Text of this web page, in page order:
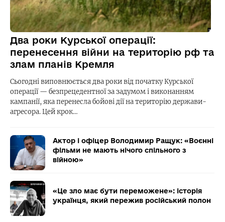
Два роки Курської операції:
перенесення війни на територію рф та
злам планів Кремля
Сьогодні виповнюється два роки від початку Курської
операції — безпрецедентної за задумом і виконанням
кампанії, яка перенесла бойові дії на територію держави-
агресора. Цей крок…
Актор і офіцер Володимир Ращук: «Воєнні
фільми не мають нічого спільного з
війною»
«Це зло має бути переможене»: історія
українця, який пережив російський полон